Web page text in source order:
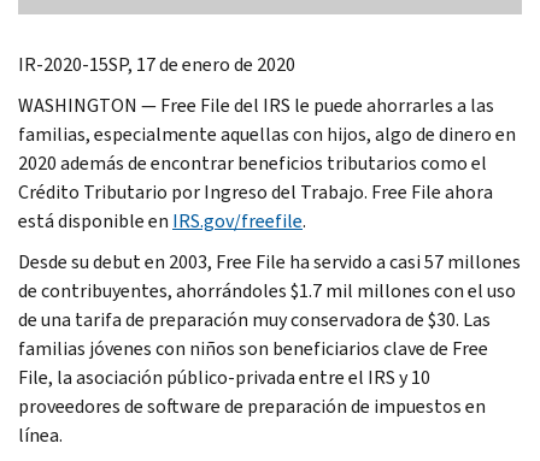
IR-2020-15SP, 17 de enero de 2020
WASHINGTON —Free Filedel IRS le puede ahorrarles a las
familias, especialmente aquellas con hijos, algo de dinero en
2020 además de encontrar beneficios tributarios como el
Crédito Tributario por Ingreso del Trabajo. Free Fileahora
está disponible en IRS.gov/freefile.
Desde su debut en 2003, Free File ha servido a casi 57 millones
de contribuyentes, ahorrándoles $1.7 mil millones con el uso
de una tarifa de preparación muy conservadora de $30. Las
familias jóvenes con niños son beneficiarios clave de Free
File, la asociación público-privada entre el IRS y 10
proveedores de software de preparación de impuestos en
línea.